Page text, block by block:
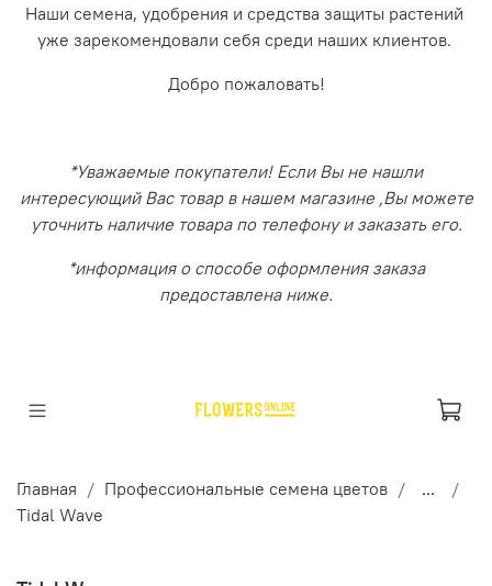
Наши семена, удобрения и средства защиты растений
уже зарекомендовали себя среди наших клиентов.
Добро пожаловать!
*Уважаемые покупатели! Если Вы не нашли
интересующий Вас товар в нашем магазине ,Вы можете
уточнить наличие товара по телефону и заказать его.
*информация о способе оформления заказа
предоставлена ниже.
Главная Профессиональные семена цветов
...
Tidal Wave